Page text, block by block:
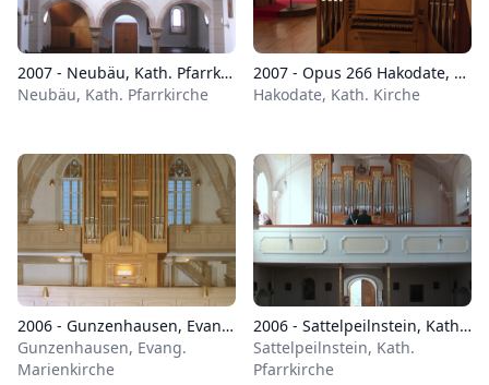
2007 - Neubäu, Kath. Pfarrkirche St. Mariä Namen
Neubäu, Kath. Pfarrkirche
2007 - Opus 266 Hakodate, Kath. Kirche
Hakodate, Kath. Kirche
2006 - Gunzenhausen, Evang. Marienkirche
Gunzenhausen, Evang.
Marienkirche
2006 - Sattelpeilnstein, Kath. Pfarrkirche
Sattelpeilnstein, Kath.
Pfarrkirche